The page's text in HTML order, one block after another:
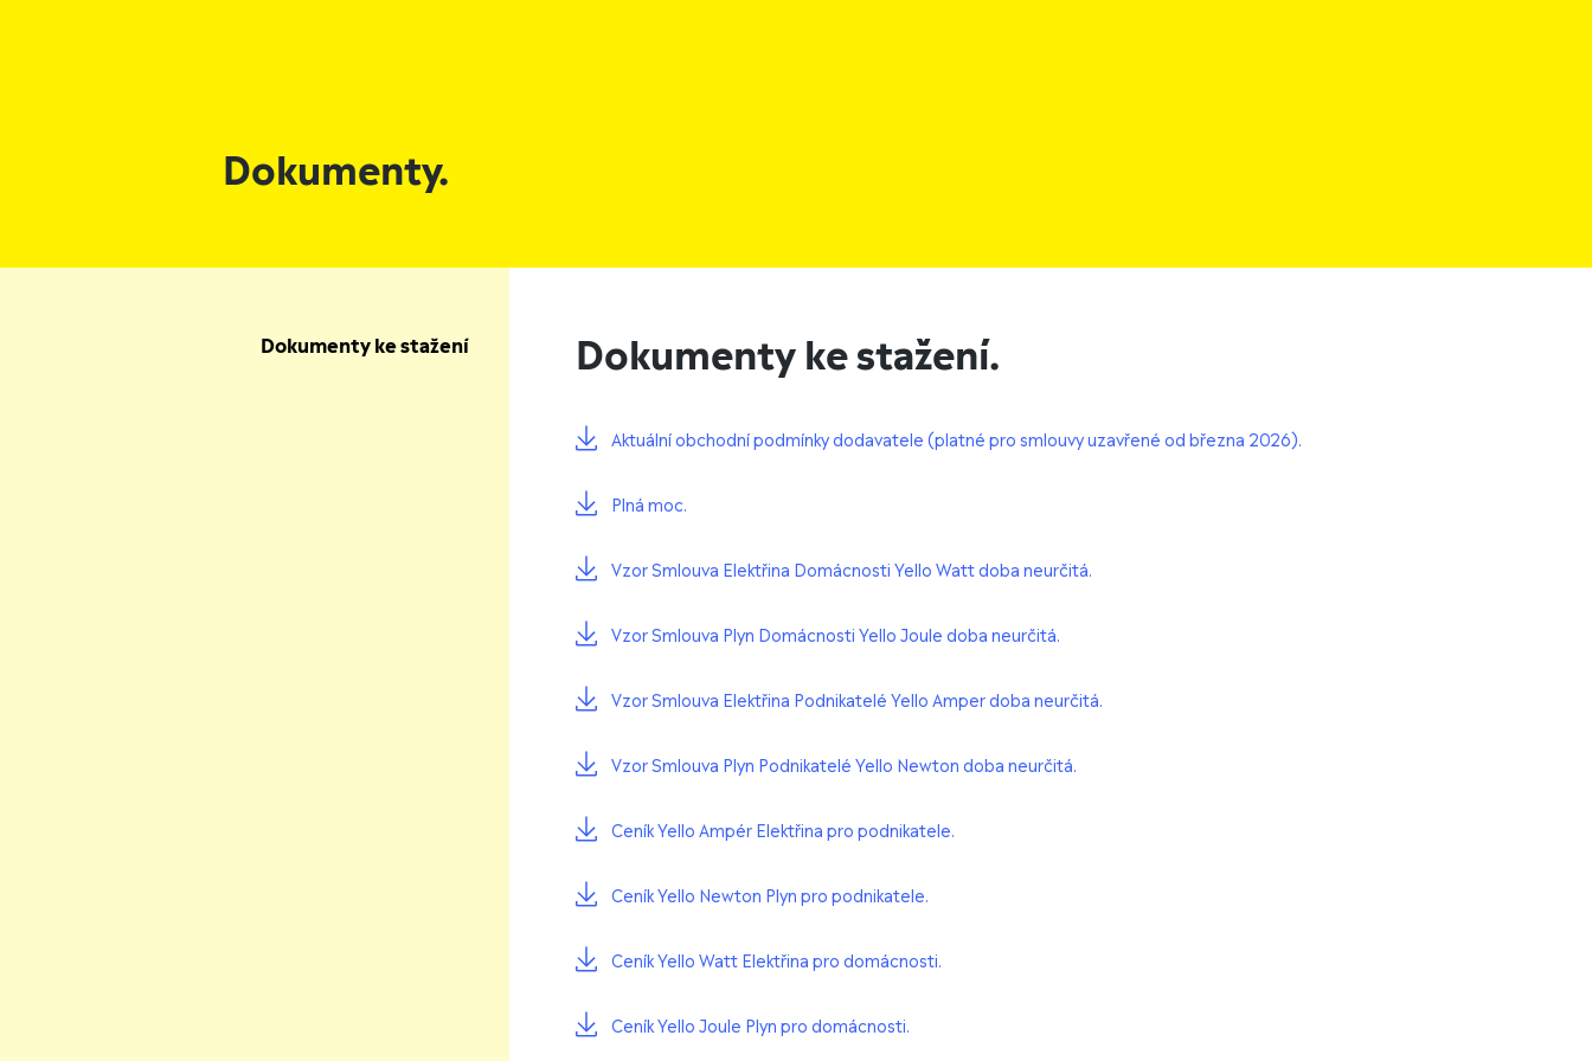
Dokumenty.
Dokumenty ke stažení Dokumenty ke stažení.
Aktuální obchodní podmínky dodavatele (platné pro smlouvy uzavřené od března 2026).
Plná moc.
Vzor Smlouva Elektřina Domácnosti Yello Watt doba neurčitá.
Vzor Smlouva Plyn Domácnosti Yello Joule doba neurčitá.
Vzor Smlouva Elektřina Podnikatelé Yello Amper doba neurčitá.
Vzor Smlouva Plyn Podnikatelé Yello Newton doba neurčitá.
Ceník Yello Ampér Elektřina pro podnikatele.
Ceník Yello Newton Plyn pro podnikatele.
Ceník Yello Watt Elektřina pro domácnosti.
Ceník Yello Joule Plyn pro domácnosti.